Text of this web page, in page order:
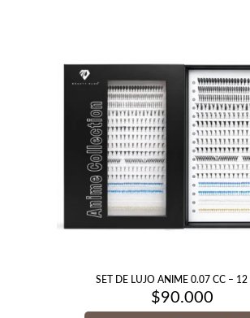
SET DE LUJO ANIME 0.07 CC – 12
$90.000